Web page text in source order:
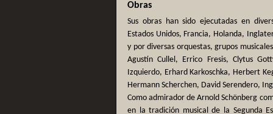
Obras
Sus obras han sido ejecutadas en
Estados Unidos, Francia, Holanda,
y por diversas orquestas, grupos
Agustín Cullel, Errico Fresis, Clytus
Izquierdo, Erhard Karkoschka, Herbert
Hermann Scherchen, David Serendero,
Como admirador de Arnold Schönberg
en la tradición musical de la Segunda